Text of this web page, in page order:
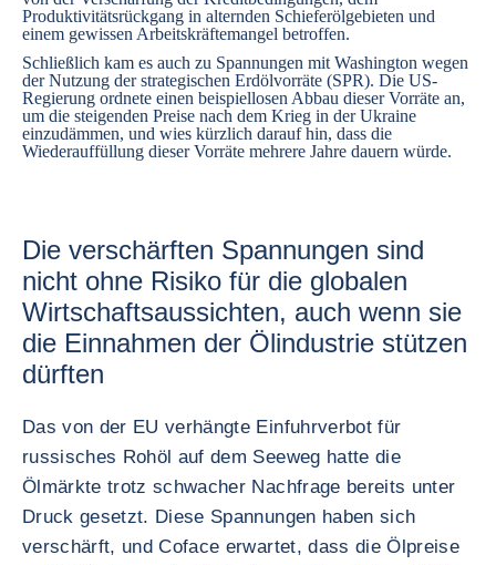
Produktivitätsrückgang in alternden Schieferölgebieten und
einem gewissen Arbeitskräftemangel betroffen.
Schließlich kam es auch zu Spannungen mit Washington wegen
der Nutzung der strategischen Erdölvorräte (SPR). Die US-
Regierung ordnete einen beispiellosen Abbau dieser Vorräte an,
um die steigenden Preise nach dem Krieg in der Ukraine
einzudämmen, und wies kürzlich darauf hin, dass die
Wiederauffüllung dieser Vorräte mehrere Jahre dauern würde.
Die verschärften Spannungen sind
nicht ohne Risiko für die globalen
Wirtschaftsaussichten, auch wenn sie
die Einnahmen der Ölindustrie stützen
dürften
Das von der EU verhängte Einfuhrverbot für
russisches Rohöl auf dem Seeweg hatte die
Ölmärkte trotz schwacher Nachfrage bereits unter
Druck gesetzt. Diese Spannungen haben sich
verschärft, und Coface erwartet, dass die Ölpreise